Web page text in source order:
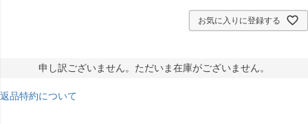
お気に入りに登録する
申し訳ございません。ただいま在庫がございません。
返品特約について